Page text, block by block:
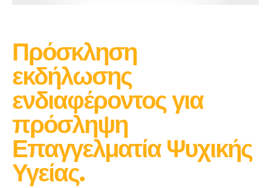
Πρόσκληση
εκδήλωσης
ενδιαφέροντος για
πρόσληψη
Επαγγελματία Ψυχικής
Υγείας.